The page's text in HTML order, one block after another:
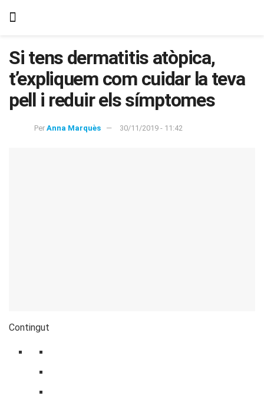
Si tens dermatitis atòpica,
t’expliquem com cuidar la teva
pell i reduir els símptomes
Per Anna Marquès 30/11/2019 - 11:42
Contingut